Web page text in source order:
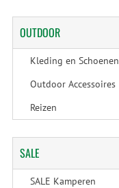
OUTDOOR
Kleding en Schoenen
Outdoor Accessoires
Reizen
SALE
SALE Kamperen